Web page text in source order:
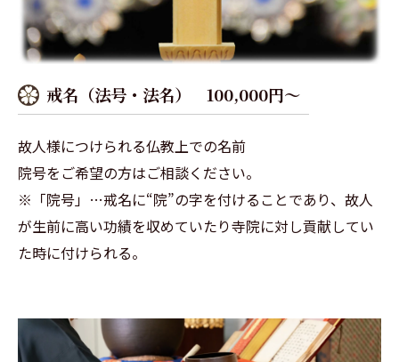
戒名（法号・法名） 100,000円～
故人様につけられる仏教上での名前
院号をご希望の方はご相談ください。
※「院号」…戒名に“院”の字を付けることであり、故人
が生前に高い功績を収めていたり寺院に対し貢献してい
た時に付けられる。